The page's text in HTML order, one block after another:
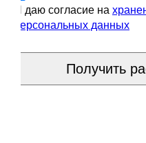
Я даю согласие на
персональных данных
Получить